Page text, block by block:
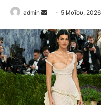
admin
Send
email
5 Μαΐου, 2026